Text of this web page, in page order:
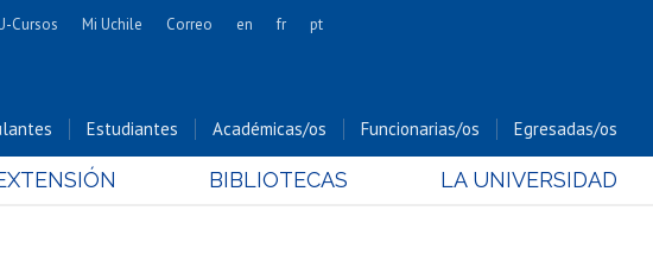
Cs. Forestales y Conservación
Cs. Sociales
Cursos Mi Uchile Correo en fr pt
Estudiantes Académicas/os Funcionarias/os Egresadas/os
BIBLIOTECAS LA UNIVERSIDAD